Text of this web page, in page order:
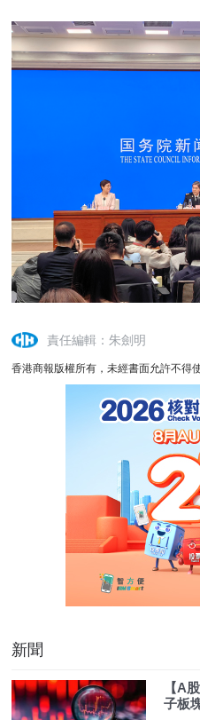
責任編輯：朱劍明
香港商報版權所有，未經書面允許不得使
新聞
【A
子板